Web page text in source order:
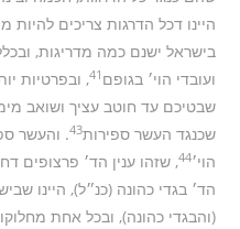
היינו דכל הדרגות צריכים להיות
בישראל ישנם כמה מדריגות,
ועובדי הוי׳ בגופם 41, ובפרטיות
שבטיכם עד חוטב עציך ושואב
שכנגד העשר ספירות43. והעשר
הוי׳44, שזהו ענין הד׳ פרצופים
הד׳ בגדי כהונה (כנ״ל), היינו
(והבגדי כהונה), ובכל אחת